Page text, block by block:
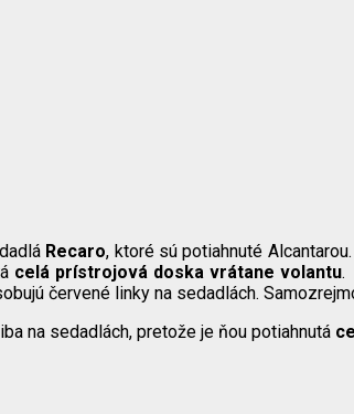
Recaro, ktoré sú potiahnuté
celá prístrojová doska vrátane volantu.
červené linky na sedadlách.
na sedadlách, pretože je ňou potiahnutá